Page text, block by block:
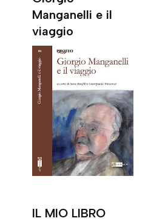
Manganelli e il
viaggio
IL MIO LIBRO